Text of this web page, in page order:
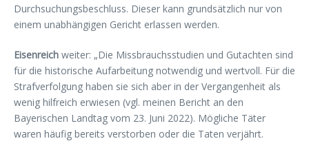
Durchsuchungsbeschluss. Dieser kann grundsätzlich nur von
einem unabhängigen Gericht erlassen werden.
Eisenreich weiter: „Die Missbrauchsstudien und Gutachten sind
für die historische Aufarbeitung notwendig und wertvoll. Für die
Strafverfolgung haben sie sich aber in der Vergangenheit als
wenig hilfreich erwiesen (vgl. meinen Bericht an den
Bayerischen Landtag vom 23. Juni 2022). Mögliche Täter
waren häufig bereits verstorben oder die Taten verjährt.